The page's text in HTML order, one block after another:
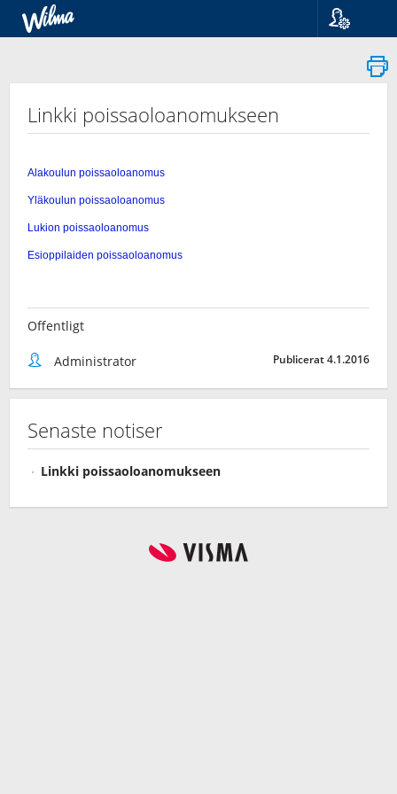
Suomi
Svenska
Linkki poissaoloanomukseen
Offentligt
Administrator Publicerat 4.1.2016
Senaste notiser
Linkki poissaoloanomukseen